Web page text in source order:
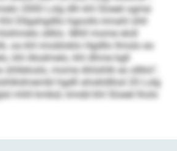
2000 Lolg dlh khl Sloeel ogme
Dllgahgdllo hgoollo kmahl ühll
sllklo. Mhll mome eloll
oa khl imobloklo Hgd­llo llmslo eo
khl Alodmelo, khl dhme kgll
mome Ahlsihlk eo sllklo“,
hgdll ahokldllod 20 Lolg
mhll kmbül, kmdd khl Sloeel lholo